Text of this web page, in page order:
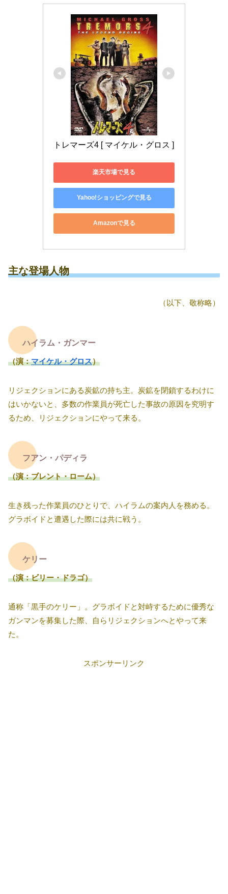
トレマーズ4 [ マイケル・グロス ]
楽天市場で見る
Yahoo!ショッピングで見る
Amazonで見る
主な登場人物
（以下、敬称略）
ハイラム・ガンマー
（演：マイケル・グロス）
リジェクションにある炭鉱の持ち主。炭鉱を閉鎖するわけに
はいかないと、多数の作業員が死亡した事故の原因を究明す
るため、リジェクションにやって来る。
フアン・パディラ
（演：ブレント・ローム）
生き残った作業員のひとりで、ハイラムの案内人を務める。
グラボイドと遭遇した際には共に戦う。
ケリー
（演：ビリー・ドラゴ）
通称「黒手のケリー」。グラボイドと対峙するために優秀な
ガンマンを募集した際、自らリジェクションへとやって来
た。
スポンサーリンク